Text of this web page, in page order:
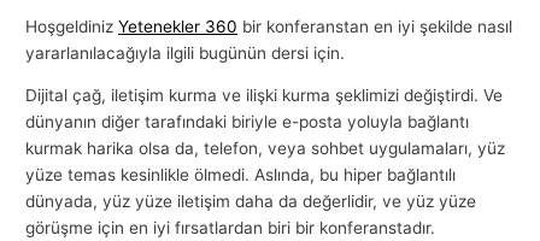
HoşgeldinizYetenekler 360 bir konferanstan en iyi şekilde nasıl
yararlanılacağıyla ilgili bugünün dersi için.
Dijital çağ, iletişim kurma ve ilişki kurma şeklimizi değiştirdi. Ve
dünyanın diğer tarafındaki biriyle e-posta yoluyla bağlantı
kurmak harika olsa da, telefon, veya sohbet uygulamaları, yüz
yüze temas kesinlikle ölmedi. Aslında, bu hiper bağlantılı
dünyada, yüz yüze iletişim daha da değerlidir, ve yüz yüze
görüşme için en iyi fırsatlardan biri bir konferanstadır.